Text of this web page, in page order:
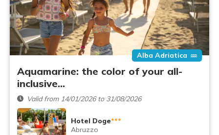
Alba Adriatica
Aquamarine: the color of your all-
inclusive…
Valid from 14/01/2026 to 31/08/2026
Hotel Doge***
Abruzzo